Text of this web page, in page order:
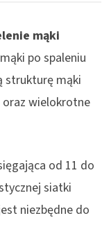
mąki
po spaleniu
strukturę mąki
oraz wielokrotne
od 11 do
siatki
niezbędne do